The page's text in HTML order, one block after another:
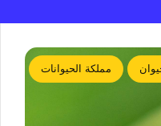
مملكة الحيوانات